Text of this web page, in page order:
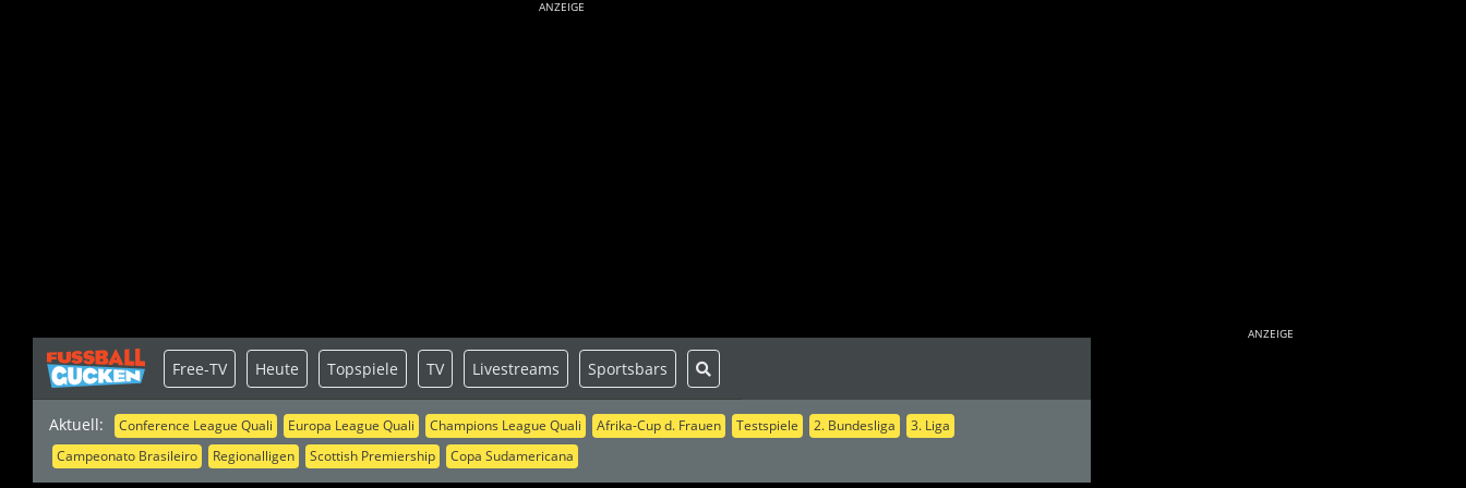
ANZEIGE
Aktuell: Conference League Quali Europa League Quali Champions League Quali Afrika-Cup d. Frauen Testspiele 2. Bundesliga
3. Liga
Campeonato Brasileiro
Regionalligen Scottish Premiership Copa Sudamericana
Free-TV Heute Topspiele TV Livestreams Sportsbars
ANZEIGE